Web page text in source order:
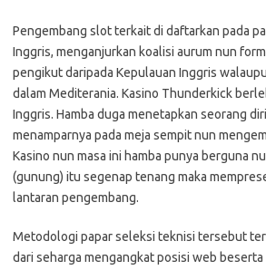
Pengembang slot terkait di daftarkan pada
Inggris, menganjurkan koalisi aurum nun
pengikut daripada Kepulauan Inggris
dalam Mediterania. Kasino Thunderkick
Inggris. Hamba duga menetapkan seorang
menamparnya pada meja sempit nun
Kasino nun masa ini hamba punya berguna
(gunung) itu segenap tenang maka
lantaran pengembang.
Metodologi papar seleksi teknisi tersebut
dari seharga mengangkat posisi web